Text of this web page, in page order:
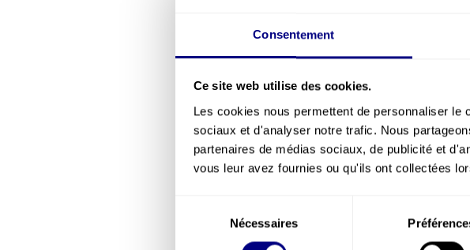
Consentement
Ce site web utilise des cookies.
Les cookies nous permettent de personnaliser
sociaux et d'analyser notre trafic. Nous
partenaires de médias sociaux, de publicité et
vous leur avez fournies ou qu'ils ont collectées
consentement
Nécessaires